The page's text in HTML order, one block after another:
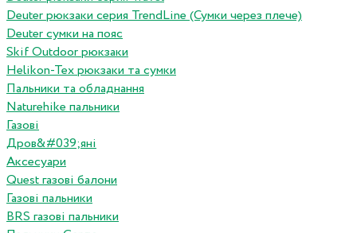
Deuter рюкзаки серия TrendLine (Сумки через плече)
Deuter сумки на пояс
Skif Outdoor рюкзаки
Helikon-Tex рюкзаки та сумки
Пальники та обладнання
Naturehike пальники
Газові
Дров&#039;яні
Аксесуари
Quest газові балони
Газові пальники
BRS газові пальники